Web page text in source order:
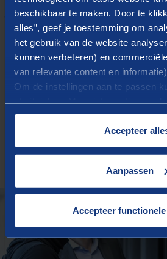
beschikbaar te maken. Door te
alles”, geef je toestemming om
het gebruik van de website
kunnen verbeteren) en
van relevante content en
Om de instellingen aan te passen
cookies op onze website treft u in
Accepteer
Aanpassen
Accepteer
gemeenten
Praktijkadvies op
Berenschot en de Universiteit van
School doen onderzoek naar de
gegevensmanagement.
aanmelden voor een praktijkadvies
gebaseerd op de uitkomsten van